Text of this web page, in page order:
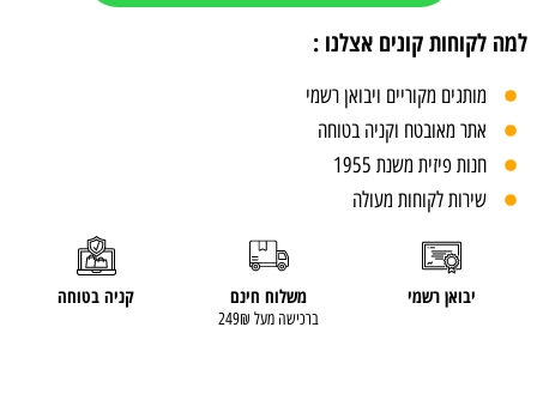
למה לקוחות קונים אצלנו :
מותגים מקוריים ויבואן רשמי
אתר מאובטח וקניה בטוחה
חנות פיזית משנת 1955
שירות לקוחות מעולה
יבואן רשמי משלוח חינם
ברכישה מעל 249₪
קניה בטוחה